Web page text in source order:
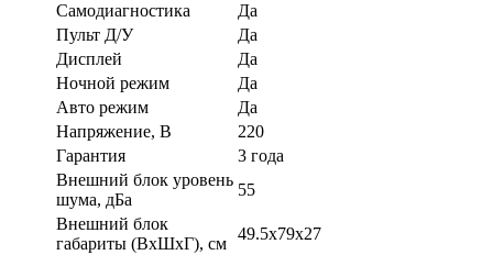
Самодиагностика
Да
Пульт Д/У
Да
Дисплей
Да
Ночной режим
Да
Авто режим
Да
Напряжение, В
220
Гарантия
3 года
Внешний блок уровень
шума, дБа
55
Внешний блок
габариты (ВхШхГ), см
49.5x79x27